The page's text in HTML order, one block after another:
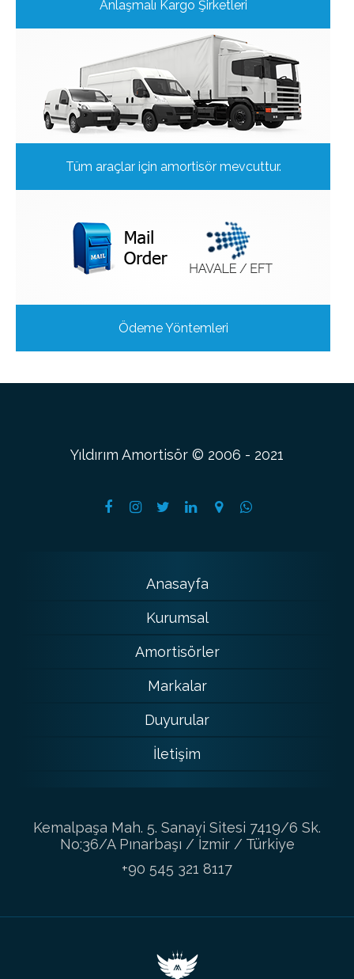
Anlaşmalı Kargo Şirketleri
Tüm araçlar için amortisör mevcuttur.
Ödeme Yöntemleri
Yıldırım Amortisör © 2006 - 2021
Anasayfa
Kurumsal
Amortisörler
Markalar
Duyurular
İletişim
Kemalpaşa Mah. 5. Sanayi Sitesi 7419/6 Sk.
No:36/A Pınarbaşı / İzmir / Türkiye
+90 545 321 8117